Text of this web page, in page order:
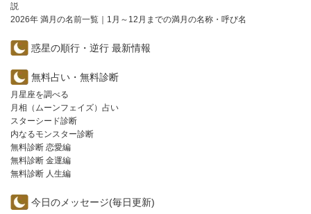
説
2026年 満月の名前一覧｜1月～12月までの満月の名称・呼び名
惑星の順行・逆行 最新情報
無料占い・無料診断
月星座を調べる
月相（ムーンフェイズ）占い
スターシード診断
内なるモンスター診断
無料診断 恋愛編
無料診断 金運編
無料診断 人生編
今日のメッセージ(毎日更新)